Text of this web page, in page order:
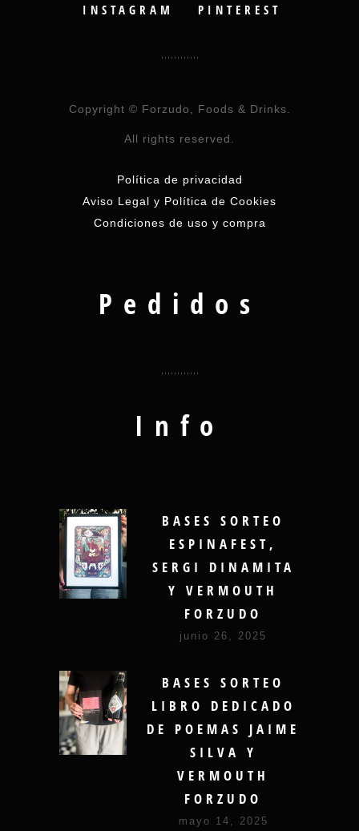
INSTAGRAM
PINTEREST
Copyright © Forzudo, Foods & Drinks.
All rights reserved.
Política de privacidad
Aviso Legal y Política de Cookies
Condiciones de uso y compra
Pedidos
Info
BASES SORTEO
ESPINAFEST,
SERGI DINAMITA
Y VERMOUTH
FORZUDO
junio 26, 2025
BASES SORTEO
LIBRO DEDICADO
DE POEMAS JAIME
SILVA Y
VERMOUTH
FORZUDO
mayo 14, 2025